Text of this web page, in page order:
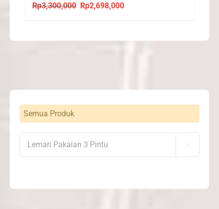
Rp3,300,000
Original
Rp2,698,000Current
Semua Produk
